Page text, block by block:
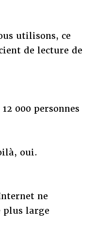
utilisons, ce
de lecture de
000 personnes
oui.
ne
plus large